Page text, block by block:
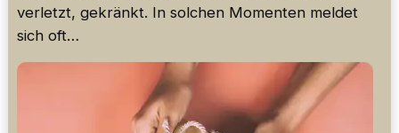
verletzt, gekränkt. In solchen Momenten meldet
sich oft…